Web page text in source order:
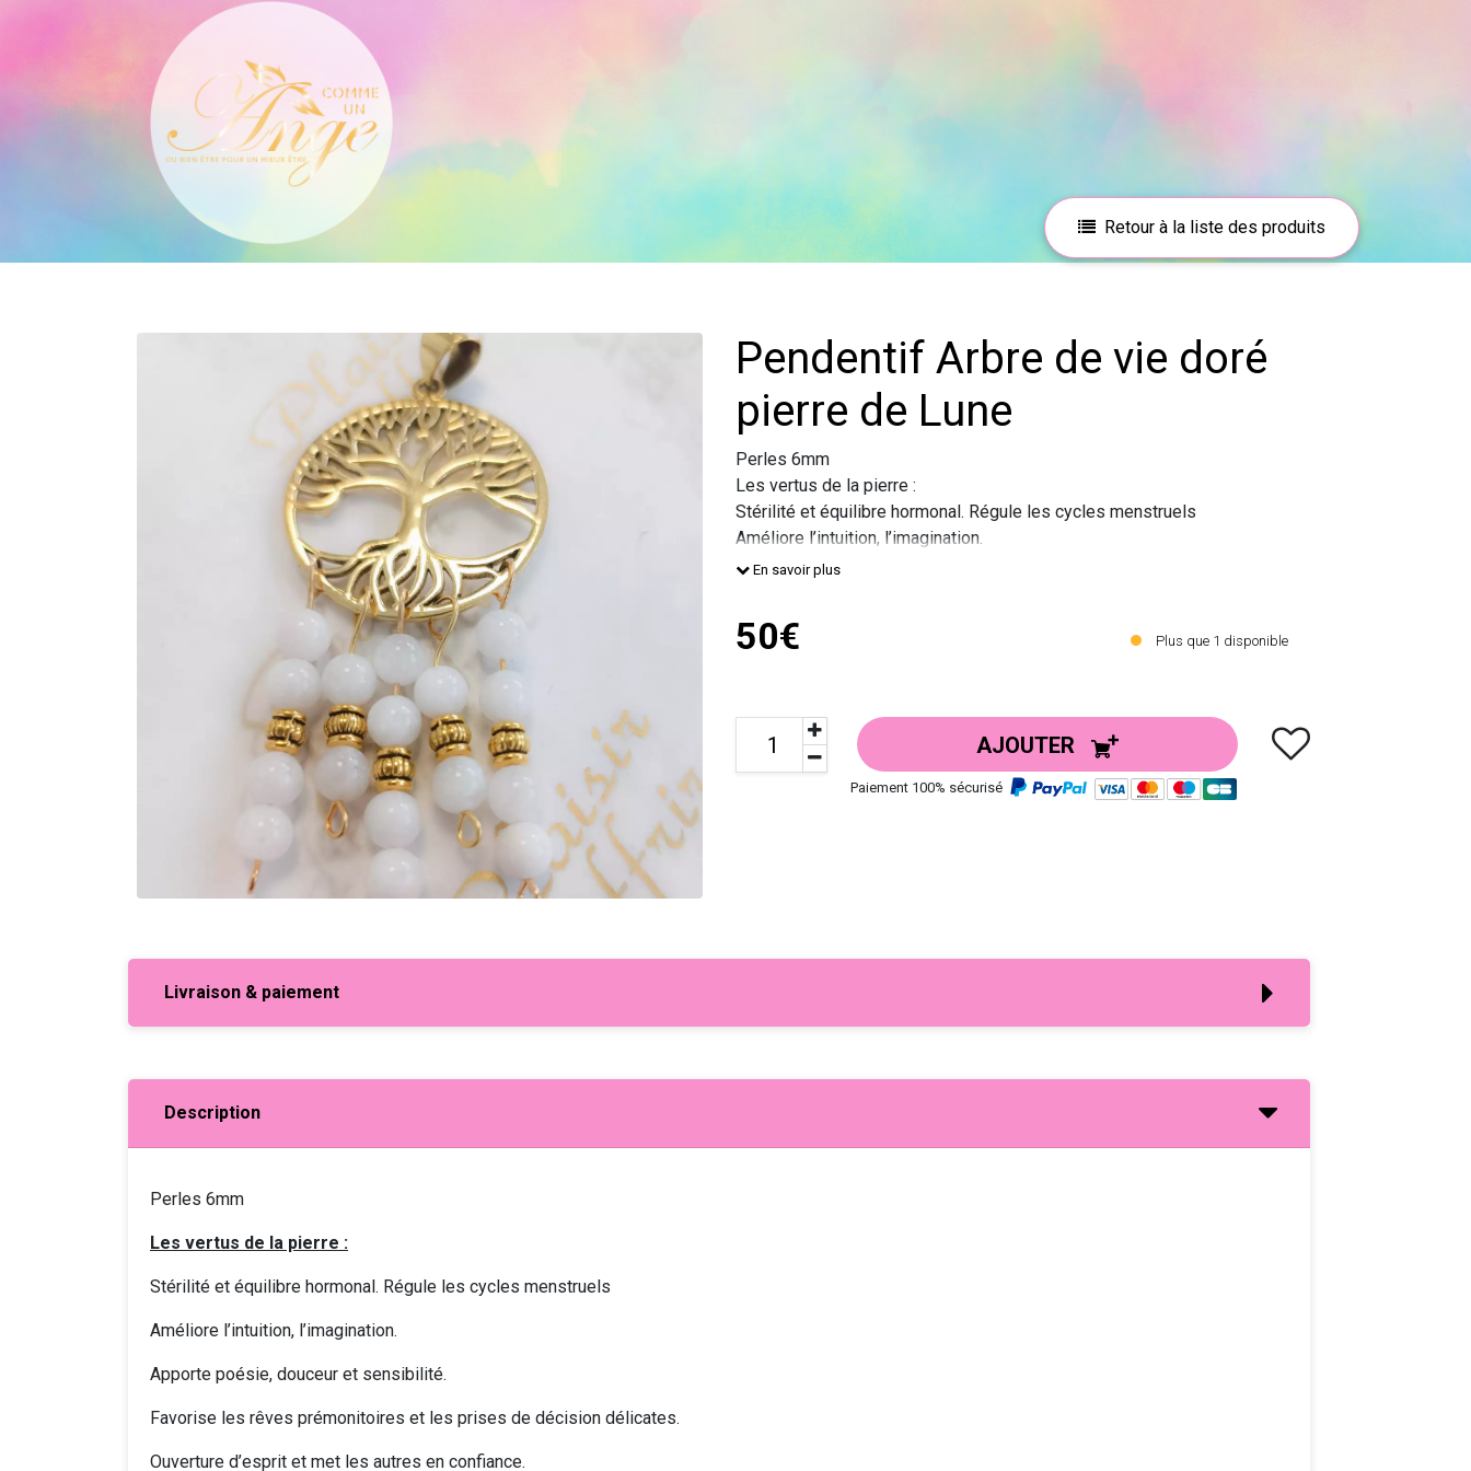
Retour à la liste des produits
Pendentif Arbre de vie doré
pierre de Lune
Perles 6mm
Les vertus de la pierre :
Stérilité et équilibre hormonal. Régule les cycles menstruels
Améliore l’intuition, l’imagination.
Apporte poésie, douceur et sensibilité.
En savoir plus
50€ Plus que 1 disponible
AJOUTER
Paiement 100% sécurisé
Livraison & paiement
Description
Perles 6mm
Les vertus de la pierre :
Stérilité et équilibre hormonal. Régule les cycles menstruels
Améliore l’intuition, l’imagination.
Apporte poésie, douceur et sensibilité.
Favorise les rêves prémonitoires et les prises de décision délicates.
Ouverture d’esprit et met les autres en confiance.